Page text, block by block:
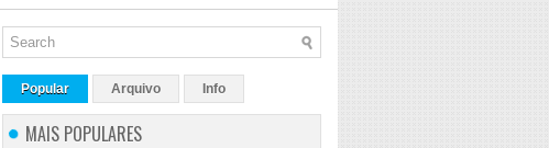
Popular Arquivo Info
MAIS POPULARES